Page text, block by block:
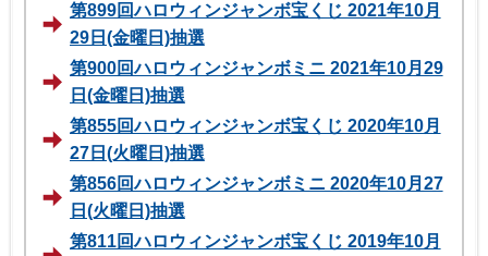
第899回ハロウィンジャンボ宝くじ 2021年10月
29日(金曜日)抽選
第900回ハロウィンジャンボミニ 2021年10月29
日(金曜日)抽選
第855回ハロウィンジャンボ宝くじ 2020年10月
27日(火曜日)抽選
第856回ハロウィンジャンボミニ 2020年10月27
日(火曜日)抽選
第811回ハロウィンジャンボ宝くじ 2019年10月